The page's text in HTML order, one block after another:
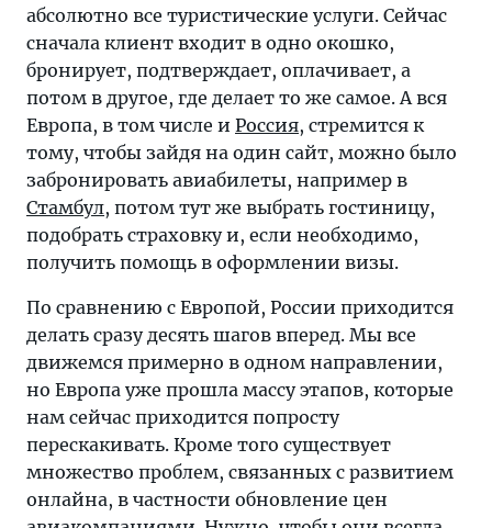
абсолютно все туристические услуги. Сейчас
сначала клиент входит в одно окошко,
бронирует, подтверждает, оплачивает, а
потом в другое, где делает то же самое. А вся
Европа, в том числе и Россия, стремится к
тому, чтобы зайдя на один сайт, можно было
забронировать авиабилеты, например в
Стамбул, потом тут же выбрать гостиницу,
подобрать страховку и, если необходимо,
получить помощь в оформлении визы.
По сравнению с Европой, России приходится
делать сразу десять шагов вперед. Мы все
движемся примерно в одном направлении,
но Европа уже прошла массу этапов, которые
нам сейчас приходится попросту
перескакивать. Кроме того существует
множество проблем, связанных с развитием
онлайна, в частности обновление цен